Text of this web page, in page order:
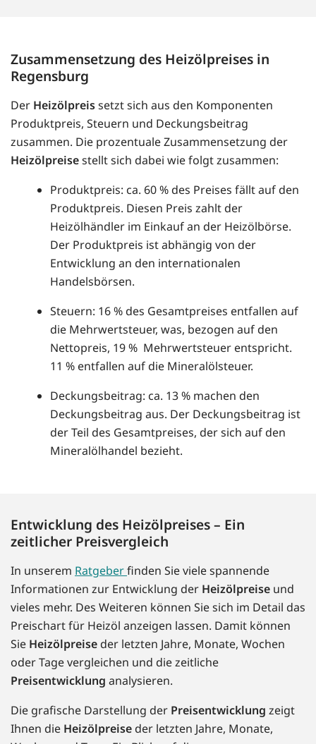
Zusammensetzung des Heizölpreises in
Regensburg
Der Heizölpreissetzt sich aus den Komponenten
Produktpreis, Steuern und Deckungsbeitrag
zusammen. Die prozentuale Zusammensetzung der
Heizölpreisestellt sich dabei wie folgt zusammen:
Produktpreis: ca. 60 % des Preises fällt auf den
Produktpreis. Diesen Preis zahlt der
Heizölhändler im Einkauf an der Heizölbörse.
Der Produktpreis ist abhängig von der
Entwicklung an den internationalen
Handelsbörsen.
Steuern: 16 % des Gesamtpreises entfallen auf
die Mehrwertsteuer, was, bezogen auf den
Nettopreis, 19 % Mehrwertsteuer entspricht.
11 % entfallen auf die Mineralölsteuer.
Deckungsbeitrag: ca. 13 % machen den
Deckungsbeitrag aus. Der Deckungsbeitrag ist
der Teil des Gesamtpreises, der sich auf den
Mineralölhandel bezieht.
Entwicklung des Heizölpreises – Ein
zeitlicher Preisvergleich
In unserem Ratgeberfinden Sie viele spannende
Informationen zur Entwicklung der Heizölpreise und
vieles mehr. Des Weiteren können Sie sich im Detail das
Preischart für Heizöl anzeigen lassen. Damit können
Sie Heizölpreise der letzten Jahre, Monate, Wochen
oder Tage vergleichen und die zeitliche
Preisentwicklung analysieren.
Die grafische Darstellung der Preisentwicklung zeigt
Ihnen die Heizölpreise der letzten Jahre, Monate,